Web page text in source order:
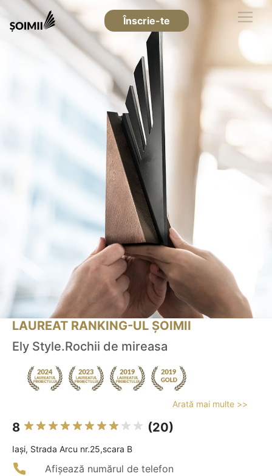
Înscrie-te
LAUREAT RANKING-UL ȘOIMII
Ely Style.Rochii de mireasa
Arată mai multe >>
8 (20)
Iaşi, Strada Arcu nr.25,scara B
Afișează numărul de telefon